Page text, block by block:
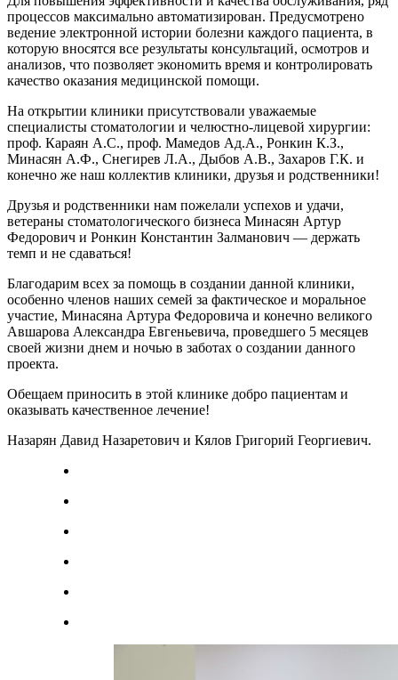
процессов максимально автоматизирован. Предусмотрено
ведение электронной истории болезни каждого пациента, в
которую вносятся все результаты консультаций, осмотров и
анализов, что позволяет экономить время и контролировать
качество оказания медицинской помощи.
На открытии клиники присутствовали уважаемые
специалисты стоматологии и челюстно-лицевой хирургии:
проф. Караян А.С., проф. Мамедов Ад.А., Ронкин К.З.,
Минасян А.Ф., Снегирев Л.А., Дыбов А.В., Захаров Г.К. и
конечно же наш коллектив клиники, друзья и родственники!
Друзья и родственники нам пожелали успехов и удачи,
ветераны стоматологического бизнеса Минасян Артур
Федорович и Ронкин Константин Залманович — держать
темп и не сдаваться!
Благодарим всех за помощь в создании данной клиники,
особенно членов наших семей за фактическое и моральное
участие, Минасяна Артура Федоровича и конечно великого
Авшарова Александра Евгеньевича, проведшего 5 месяцев
своей жизни днем и ночью в заботах о создании данного
проекта.
Обещаем приносить в этой клинике добро пациентам и
оказывать качественное лечение!
Назарян Давид Назаретович и Кялов Григорий Георгиевич.